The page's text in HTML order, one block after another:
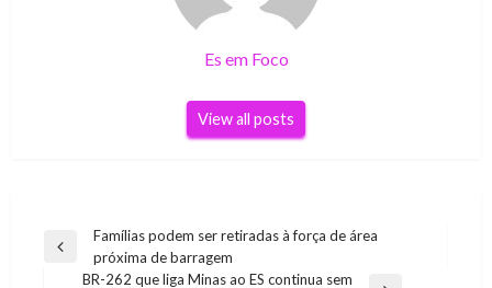
Es em Foco
View all posts
Navegação
Previous
Famílias podem ser retiradas à força de área
próxima de barragem
BR-262 que liga Minas ao ES continua sem